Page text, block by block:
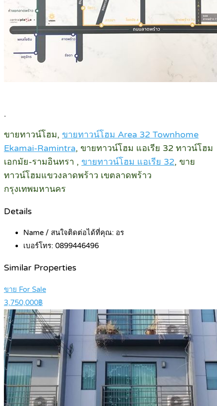
.
ขายทาวน์โฮม, ขายทาวน์โฮม Area 32 Townhome
Ekamai-Ramintra, ขายทาวน์โฮม แอเรีย 32 ทาวน์โฮม
เอกมัย-รามอินทรา , ขายทาวน์โฮม แอเรีย 32, ขาย
ทาวน์โฮมแขวงลาดพร้าว เขตลาดพร้าว
กรุงเทพมหานคร
Details
Name / สนใจติดต่อได้ที่คุณ: อร
เบอร์โทร: 0899446496
Similar Properties
ขาย For Sale
3,750,000฿